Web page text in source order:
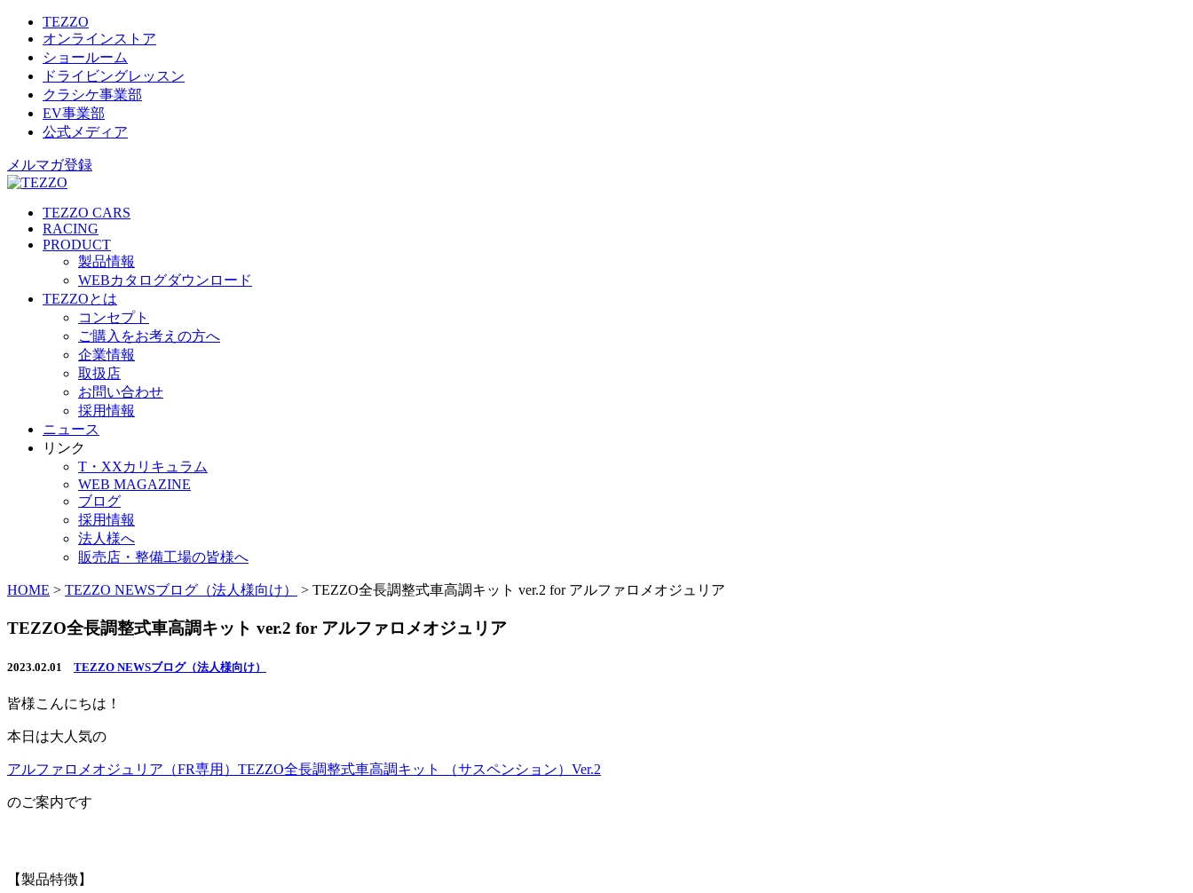
TEZZO
オンラインストア
ショールーム
ドライビングレッスン
クラシケ事業部
EV事業部
公式メディア
メルマガ登録
TEZZO CARS
RACING
PRODUCT
製品情報
WEBカタログダウンロード
TEZZOとは
コンセプト
ご購入をお考えの方へ
企業情報
取扱店
お問い合わせ
採用情報
ニュース
リンク
T・XXカリキュラム
WEB MAGAZINE
ブログ
採用情報
法人様へ
販売店・整備工場の皆様へ
HOME > TEZZO NEWSブログ（法人様向け） > TEZZO全長調整式車高調キット ver.2 for アルファロメオジュリア
TEZZO全長調整式車高調キット ver.2 for アルファロメオジュリア
2023.02.01 TEZZO NEWSブログ（法人様向け）
皆様こんにちは！
本日は大人気の
アルファロメオジュリア（FR専用）TEZZO全長調整式車高調キット （サスペンション）Ver.2
のご案内です
【製品特徴】